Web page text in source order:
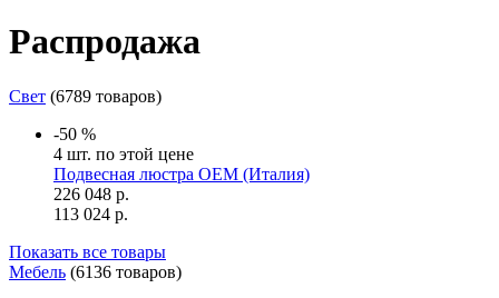
Распродажа
Свет (6789 товаров)
-50 %
4 шт. по этой цене
Подвесная люстра OEM (Италия)
226 048 р.
113 024 р.
Показать все товары
Мебель (6136 товаров)